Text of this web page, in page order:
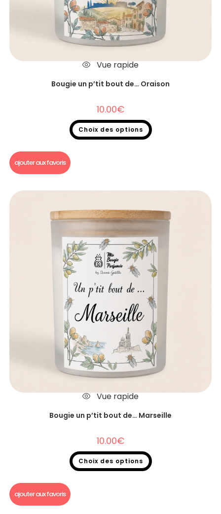
Vue rapide
Bougie un p’tit bout de… Oraison
10.00€
Choix des options
ajouter aux favoris
Vue rapide
Bougie un p’tit bout de… Marseille
10.00€
Choix des options
ajouter aux favoris